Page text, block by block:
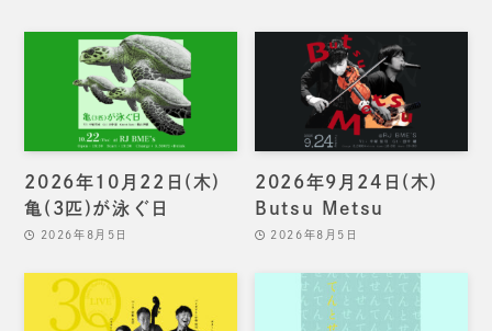
2026年10月22日(木)
亀(3匹)が泳ぐ日
2026年8月5日
2026年9月24日(木)
Butsu Metsu
2026年8月5日